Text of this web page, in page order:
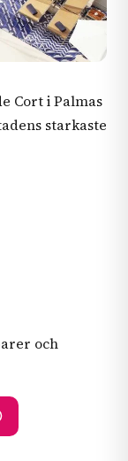
Cort i Palmas
starkaste
och